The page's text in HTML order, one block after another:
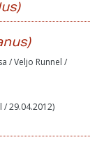
/ Veljo Runnel /
/ 29.04.2012)